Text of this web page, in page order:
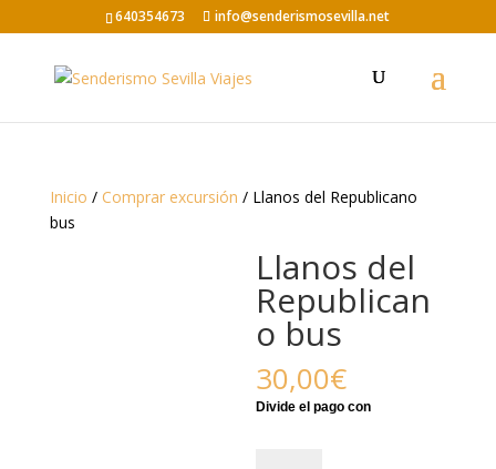
640354673 info@senderismosevilla.net
Inicio / Comprar excursión / Llanos del Republicano
bus
Llanos del
Republican
o bus
30,00€